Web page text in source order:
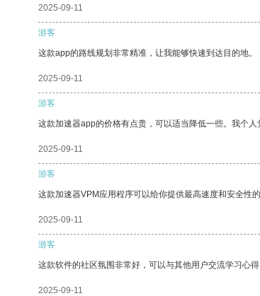
2025-09-11
游客
这款app的路线规划非常精准，让我能够快速到达目的地。
2025-09-11
游客
这款加速器app的价格有点贵，可以适当降低一些。我个
2025-09-11
游客
这款加速器VPM应用程序可以给你提供最高速度和安全性的
2025-09-11
游客
这款软件的社区氛围非常好，可以与其他用户交流学习心得
2025-09-11